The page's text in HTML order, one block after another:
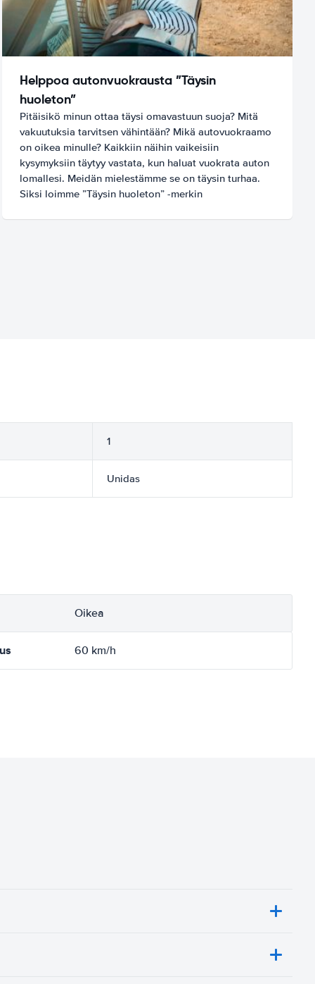
Helppoa autonvuokrausta ”Täysin
huoleton”
Pitäisikö minun ottaa täysi omavastuun suoja? Mitä
vakuutuksia tarvitsen vähintään? Mikä autovuokraamo
on oikea minulle? Kaikkiin näihin vaikeisiin
kysymyksiin täytyy vastata, kun haluat vuokrata auton
lomallesi. Meidän mielestämme se on täysin turhaa.
Siksi loimme ”Täysin huoleton” -merkin
1
Unidas
Oikea
60 km/h